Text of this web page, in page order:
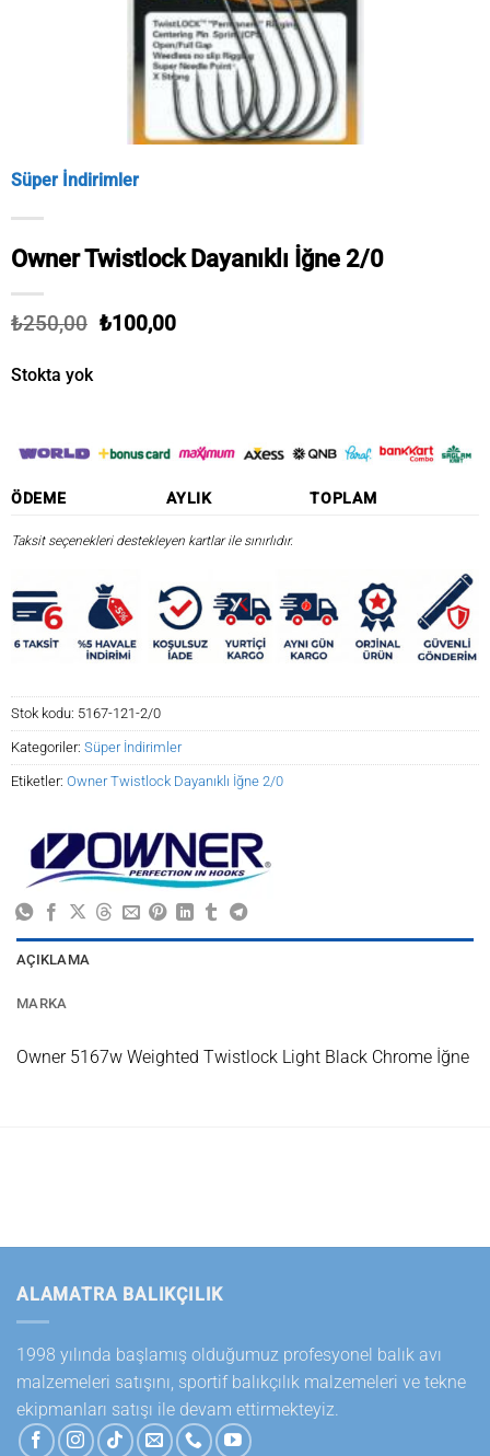
Süper İndirimler
Owner Twistlock Dayanıklı İğne 2/0
₺250,00 Orijinal
₺100,00Şu
Stokta yok
ÖDEME AYLIK TOPLAM
Taksit seçenekleri destekleyen kartlar ile sınırlıdır.
Stok kodu: 5167-121-2/0
Kategoriler: Süper İndirimler
Etiketler: Owner Twistlock Dayanıklı İğne 2/0
AÇIKLAMA
MARKA
Owner 5167w Weighted Twistlock Light Black Chrome İğne
ALAMATRA BALIKÇILIK
1998 yılında başlamış olduğumuz profesyonel balık avı
malzemeleri satışını, sportif balıkçılık malzemeleri ve tekne
ekipmanları satışı ile devam ettirmekteyiz.